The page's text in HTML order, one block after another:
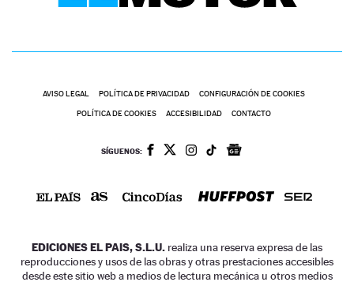
AVISO LEGAL POLÍTICA DE PRIVACIDAD CONFIGURACIÓN DE COOKIES
POLÍTICA DE COOKIES ACCESIBILIDAD CONTACTO
SÍGUENOS:
EDICIONES EL PAIS, S.L.U. realiza una reserva expresa de las
reproducciones y usos de las obras y otras prestaciones accesibles
desde este sitio web a medios de lectura mecánica u otros medios